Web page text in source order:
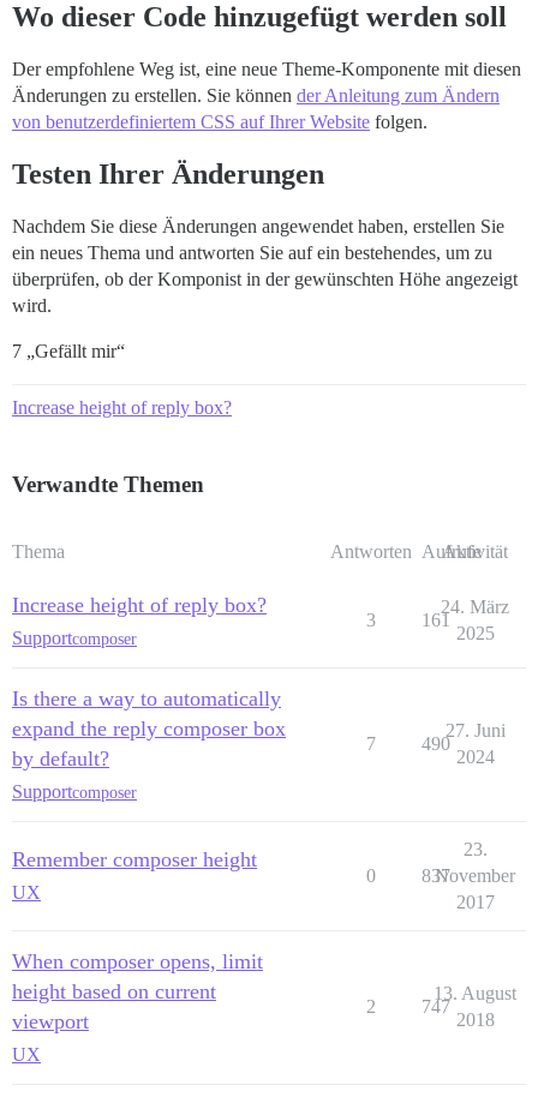
Wo dieser Code hinzugefügt werden soll
Der empfohlene Weg ist, eine neue Theme-Komponente mit diesen
Änderungen zu erstellen. Sie können der Anleitung zum Ändern
von benutzerdefiniertem CSS auf Ihrer Website folgen.
Testen Ihrer Änderungen
Nachdem Sie diese Änderungen angewendet haben, erstellen Sie
ein neues Thema und antworten Sie auf ein bestehendes, um zu
überprüfen, ob der Komponist in der gewünschten Höhe angezeigt
wird.
7 „Gefällt mir“
Increase height of reply box?
Verwandte Themen
Thema Antworten Aufrufe
Aktivität
Increase height of reply box?
Supportcomposer
3 161
24. März
2025
Is there a way to automatically
expand the reply composer box
by default?
Supportcomposer
7 490
27. Juni
2024
Remember composer height
UX
0 837
23.
November
2017
When composer opens, limit
height based on current
viewport
UX
2 747
13. August
2018